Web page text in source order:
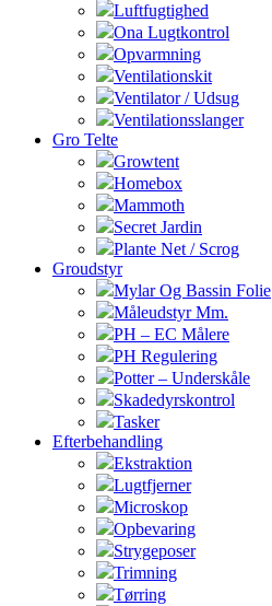
Luftfugtighed
Ona Lugtkontrol
Opvarmning
Ventilationskit
Ventilator / Udsug
Ventilationsslanger
Gro Telte
Growtent
Homebox
Mammoth
Secret Jardin
Plante Net / Scrog
Groudstyr
Mylar Og Bassin Folie
Måleudstyr Mm.
PH – EC Målere
PH Regulering
Potter – Underskåle
Skadedyrskontrol
Tasker
Efterbehandling
Ekstraktion
Lugtfjerner
Microskop
Opbevaring
Strygeposer
Trimning
Tørring